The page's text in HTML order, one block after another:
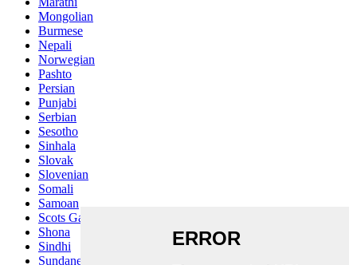
Mongolian
Burmese
Nepali
Norwegian
Pashto
Persian
Punjabi
Serbian
Sesotho
Sinhala
Slovak
Slovenian
Somali
Samoan
Scots Gaelic
Shona
Sindhi
Sundanese